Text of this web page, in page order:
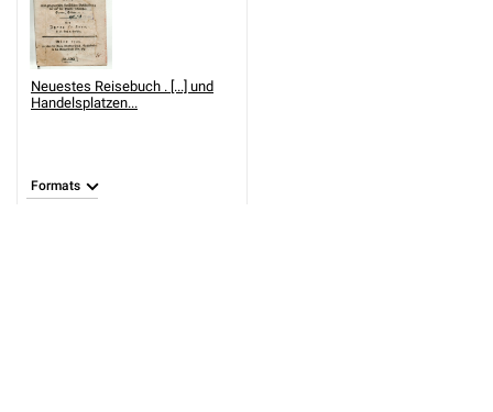
Neuestes Reisebuch . [...] und
Handelsplatzen...
Formats